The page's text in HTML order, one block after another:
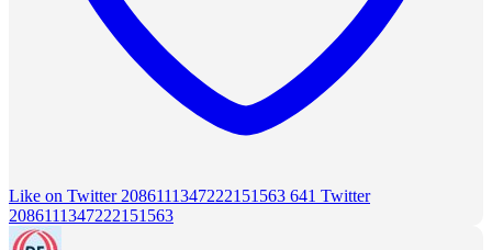
Like on Twitter 2086111347222151563 641 Twitter
2086111347222151563